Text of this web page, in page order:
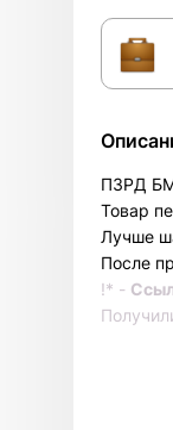
ПЗРД БМ
Товар
Лучше
После
!* -